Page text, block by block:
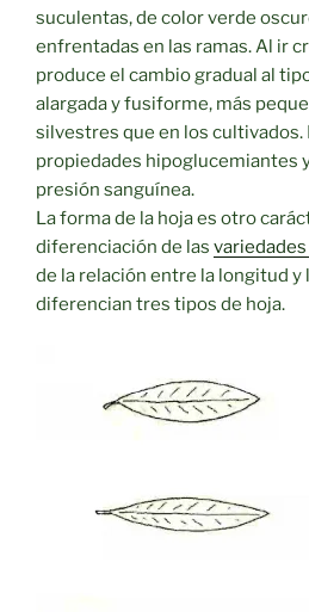
suculentas, de color verde
enfrentadas en las ramas. Al ir
produce el cambio gradual al
alargada y fusiforme, más
silvestres que en los cultivados.
propiedades hipoglucemiantes
presión sanguínea.
La forma de la hoja es otro
diferenciación de las
de la relación entre la longitud y
diferencian tres tipos de hoja.